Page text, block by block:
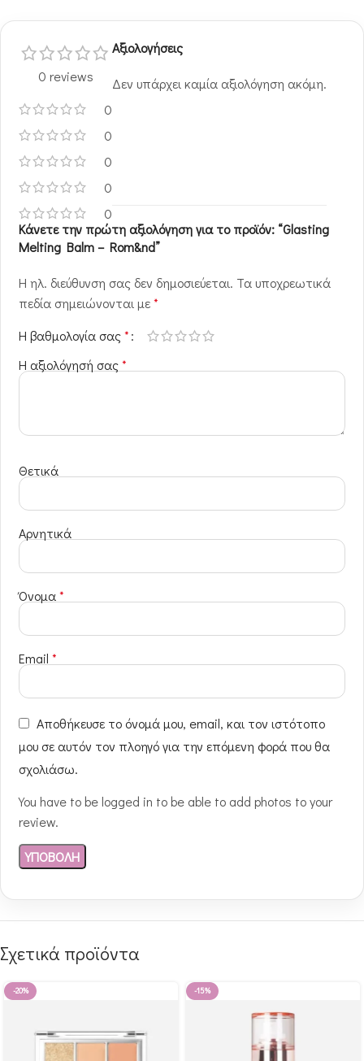
0 reviews
0
0
0
0
0
Αξιολογήσεις
Δεν υπάρχει καμία αξιολόγηση ακόμη.
Κάνετε την πρώτη αξιολόγηση για το προϊόν: “Glasting
Melting Balm – Rom&nd”
Η ηλ. διεύθυνση σας δεν δημοσιεύεται. Τα υποχρεωτικά
πεδία σημειώνονται με*
Η βαθμολογία σας*
Η αξιολόγησή σας*
Θετικά
Αρνητικά
Όνομα*
Email *
Αποθήκευσε το όνομά μου, email, και τον ιστότοπο
μου σε αυτόν τον πλοηγό για την επόμενη φορά που θα
σχολιάσω.
You have to be logged in to be able to add photos to your
review.
Σχετικά προϊόντα
-20% -15%